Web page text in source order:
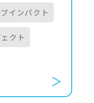
インパクト
クト